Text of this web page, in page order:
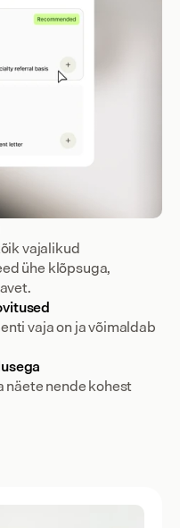
vajalikud
ühe klõpsuga,
vaja on ja võimaldab
näete nende kohest